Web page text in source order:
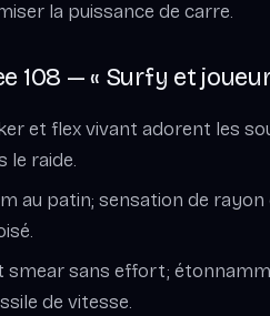
la puissance de carre.
108 — « Surfy et
et flex vivant adorent les
le raide.
au patin; sensation de
smear sans effort;
de vitesse.